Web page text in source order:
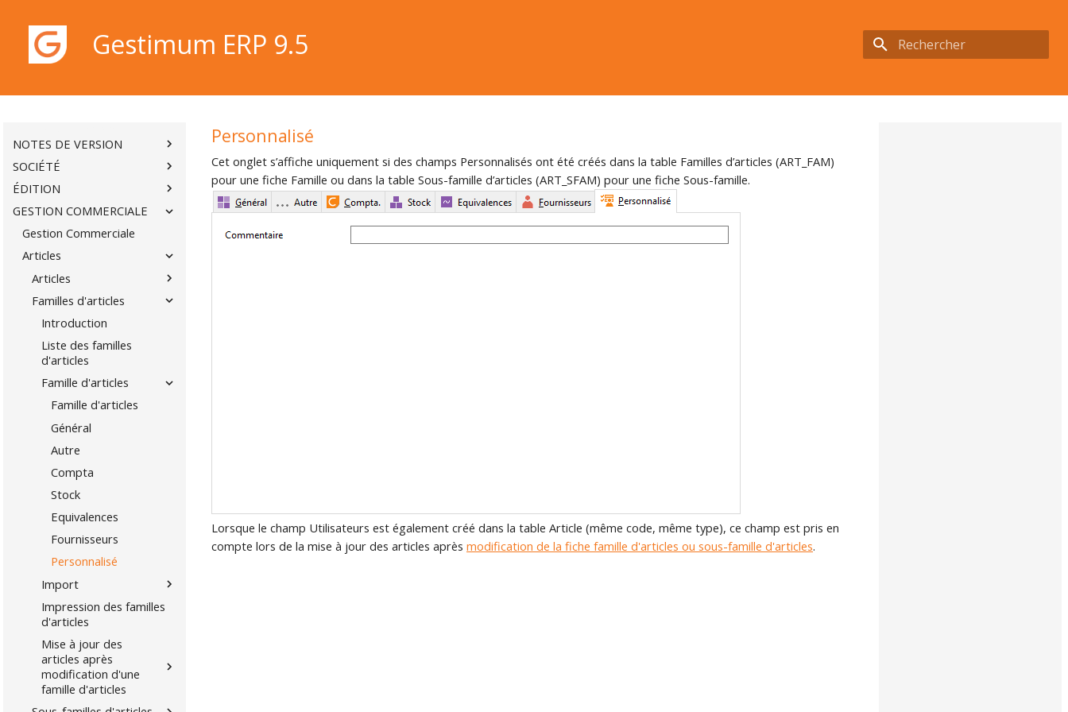
Gestimum ERP 9.5
BIENVENUE
D'UTILISATION
NOTES DE VERSION
SOCIÉTÉ
ÉDITION
GESTION COMMERCIALE
Gestion Commerciale
Articles
Articles
Familles d'articles
Introduction
Liste des familles
d'articles
Famille d'articles
Famille d'articles
Général
Autre
Compta
Stock
Equivalences
Fournisseurs
Personnalisé
Import
Impression des familles
d'articles
Mise à jour des
articles après
modification d'une
famille d'articles
Personnalisé
Cet onglet s’affiche uniquement si des champs Personnalisés ont été créés dans la table Familles d’articles (ART_FAM)
pour une fiche Famille ou dans la table Sous-famille d’articles (ART_SFAM) pour une fiche Sous-famille.
Lorsque le champ Utilisateurs est également créé dans la table Article (même code, même type), ce champ est pris en
compte lors de la mise à jour des articles après modification de la fiche famille d'articles ou sous-famille d'articles.